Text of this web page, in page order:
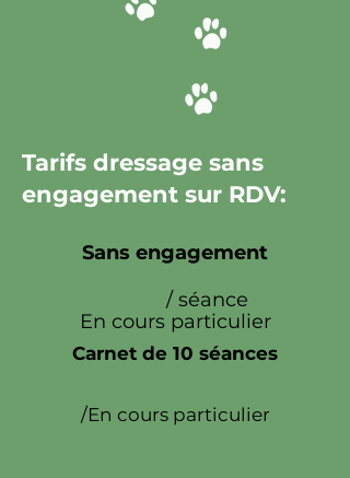
Tarifs dressage sans
engagement sur RDV:
Sans engagement
/ séance
En cours particulier
Carnet de 10 séances
/En cours particulier